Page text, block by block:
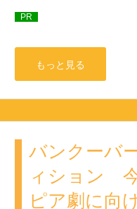
PR
もっと見る
バンクーバ
ィション
ピア劇に向